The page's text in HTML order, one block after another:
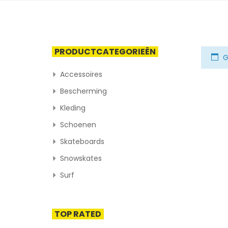
PRODUCTCATEGORIEËN
Accessoires
Bescherming
Kleding
Schoenen
Skateboards
Snowskates
Surf
TOP RATED